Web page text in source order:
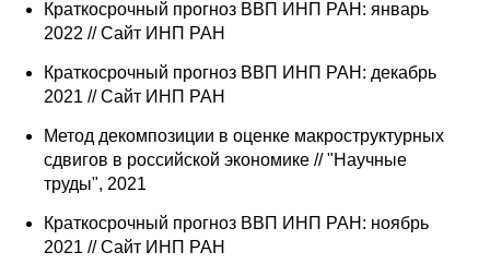
Краткосрочный прогноз ВВП ИНП РАН: январь
2022 // Сайт ИНП РАН
Краткосрочный прогноз ВВП ИНП РАН: декабрь
2021 // Сайт ИНП РАН
Метод декомпозиции в оценке макроструктурных
сдвигов в российской экономике // "Научные
труды", 2021
Краткосрочный прогноз ВВП ИНП РАН: ноябрь
2021 // Сайт ИНП РАН